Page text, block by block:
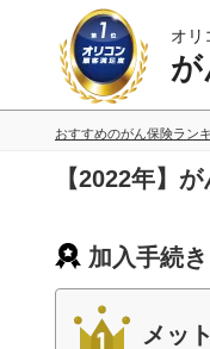
オリ
が
おすすめのがん保険ラン
【2022年】
加入手続
メッ